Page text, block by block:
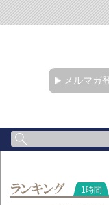
メルマガ
1時間